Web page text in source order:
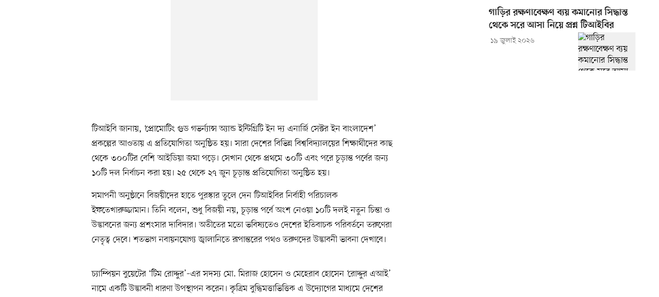
টিআইবি জানায়, ‘প্রোমোটিং গুড গভর্ন্যান্স অ্যান্ড ইন্টিগ্রিটি ইন দ্য এনার্জি সেক্টর ইন বাংলাদেশ’
প্রকল্পের আওতায় এ প্রতিযোগিতা অনুষ্ঠিত হয়। সারা দেশের বিভিন্ন বিশ্ববিদ্যালয়ের শিক্ষার্থীদের কাছ
থেকে ৩০০টির বেশি আইডিয়া জমা পড়ে। সেখান থেকে প্রথমে ৩০টি এবং পরে চূড়ান্ত পর্বের জন্য
১০টি দল নির্বাচন করা হয়। ২৫ থেকে ২৭ জুন চূড়ান্ত প্রতিযোগিতা অনুষ্ঠিত হয়।
সমাপনী অনুষ্ঠানে বিজয়ীদের হাতে পুরস্কার তুলে দেন টিআইবির নির্বাহী পরিচালক
ইফতেখারুজ্জামান। তিনি বলেন, শুধু বিজয়ী নয়, চূড়ান্ত পর্বে অংশ নেওয়া ১০টি দলই নতুন চিন্তা ও
উদ্ভাবনের জন্য প্রশংসার দাবিদার। অতীতের মতো ভবিষ্যতেও দেশের ইতিবাচক পরিবর্তনে তরুণেরা
নেতৃত্ব দেবে। শতভাগ নবায়নযোগ্য জ্বালানিতে রূপান্তরের পথও তরুণদের উদ্ভাবনী ভাবনা দেখাবে।
চ্যাম্পিয়ন বুয়েটের ‘টিম রোদ্দুর’–এর সদস্য মো. মিরাজ হোসেন ও মেহেরাব হোসেন ‘রোদ্দুর এআই’
নামে একটি উদ্ভাবনী ধারণা উপস্থাপন করেন। কৃত্রিম বুদ্ধিমত্তাভিত্তিক এ উদ্যোগের মাধ্যমে দেশের
গাড়ির রক্ষণাবেক্ষণ ব্যয় কমানোর সিদ্ধান্ত
থেকে সরে আসা নিয়ে প্রশ্ন টিআইবির
১৯ জুলাই ২০২৬